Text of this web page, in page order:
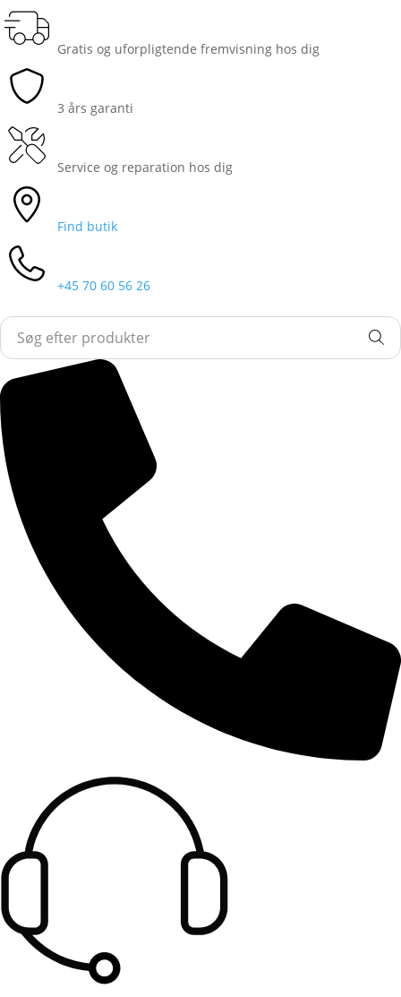
Gratis og uforpligtende fremvisning hos dig
3 års garanti
Service og reparation hos dig
Find butik
+45 70 60 56 26